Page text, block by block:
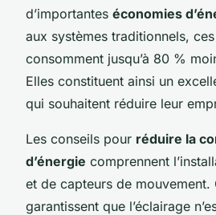
d’importantes économies
aux systèmes traditionnels,
consomment jusqu’à 80 %
Elles constituent ainsi un
qui souhaitent réduire leur
Les conseils pour réduire la
d’énergie comprennent
et de capteurs de mouvement.
garantissent que l’éclairage